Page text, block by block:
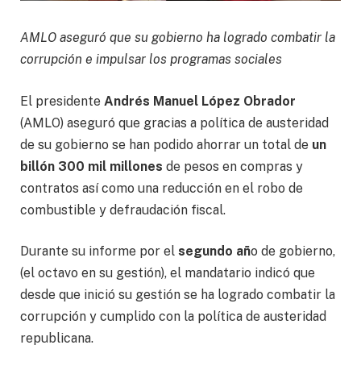
AMLO aseguró que su gobierno ha logrado combatir la
corrupción e impulsar los programas sociales
El presidente Andrés Manuel López Obrador
(AMLO) aseguró que gracias a política de austeridad
de su gobierno se han podido ahorrar un total de un
billón 300 mil millones de pesos en compras y
contratos así como una reducción en el robo de
combustible y defraudación fiscal.
Durante su informe por el segundo año de gobierno,
(el octavo en su gestión), el mandatario indicó que
desde que inició su gestión se ha logrado combatir la
corrupción y cumplido con la política de austeridad
republicana.